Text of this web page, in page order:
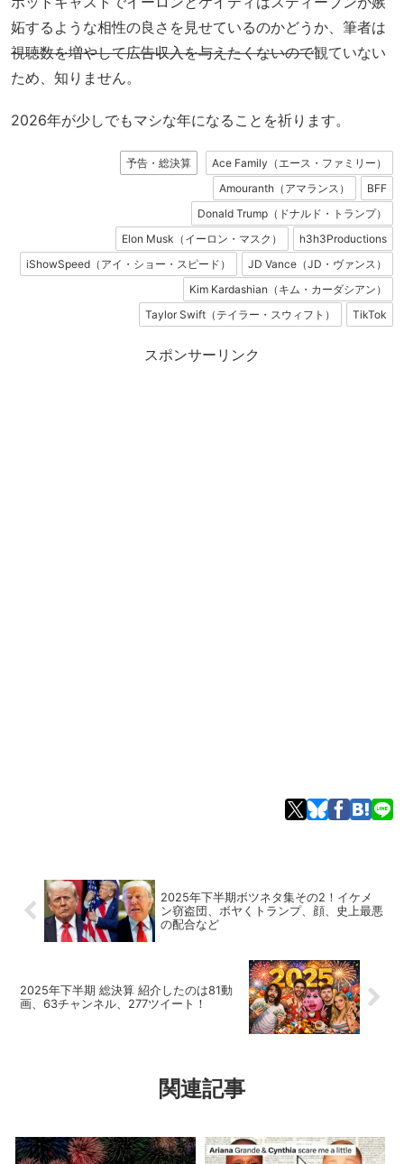
妬するような相性の良さを見せているのかどうか、筆者は
視聴数を増やして広告収入を与えたくないので観ていない
ため、知りません。
2026年が少しでもマシな年になることを祈ります。
予告・総決算
Ace Family（エース・ファミリー）
Amouranth（アマランス）
BFF
Donald Trump（ドナルド・トランプ）
Elon Musk（イーロン・マスク）
h3h3Productions
iShowSpeed（アイ・ショー・スピード）
JD Vance（JD・ヴァンス）
Kim Kardashian（キム・カーダシアン）
Taylor Swift（テイラー・スウィフト）
TikTok
スポンサーリンク
2025年下半期ボツネタ集その2！イケメ
ン窃盗団、ボヤくトランプ、顔、史上最悪
の配合など
2025年下半期 総決算 紹介したのは81動
画、63チャンネル、277ツイート！
関連記事